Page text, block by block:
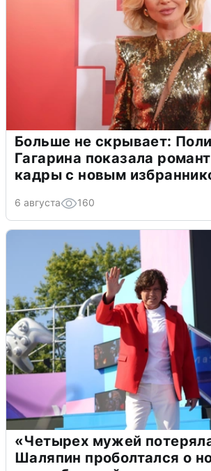
Больше не скрывает:
Гагарина показала
кадры с новым
6 августа 160
«Четырех мужей
Шаляпин проболтался о